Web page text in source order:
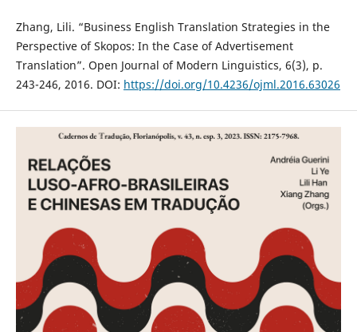
Zhang, Lili. “Business English Translation Strategies in the
Perspective of Skopos: In the Case of Advertisement
Translation”. Open Journal of Modern Linguistics, 6(3), p.
243-246, 2016. DOI: https://doi.org/10.4236/ojml.2016.63026